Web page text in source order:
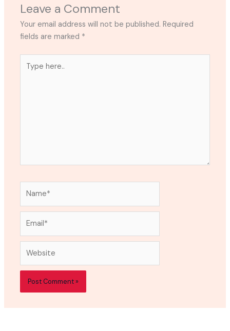
Leave a Comment
Your email address will not be published. Required
fields are marked *
here..